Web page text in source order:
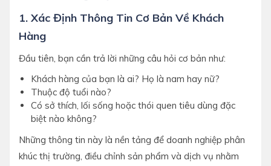
1. Xác Định Thông Tin Cơ Bản Về Khách
Hàng
Đầu tiên, bạn cần trả lời những câu hỏi cơ bản như:
Khách hàng của bạn là ai? Họ là nam hay nữ?
Thuộc độ tuổi nào?
Có sở thích, lối sống hoặc thói quen tiêu dùng đặc
biệt nào không?
Những thông tin này là nền tảng để doanh nghiệp phân
khúc thị trường, điều chỉnh sản phẩm và dịch vụ nhằm